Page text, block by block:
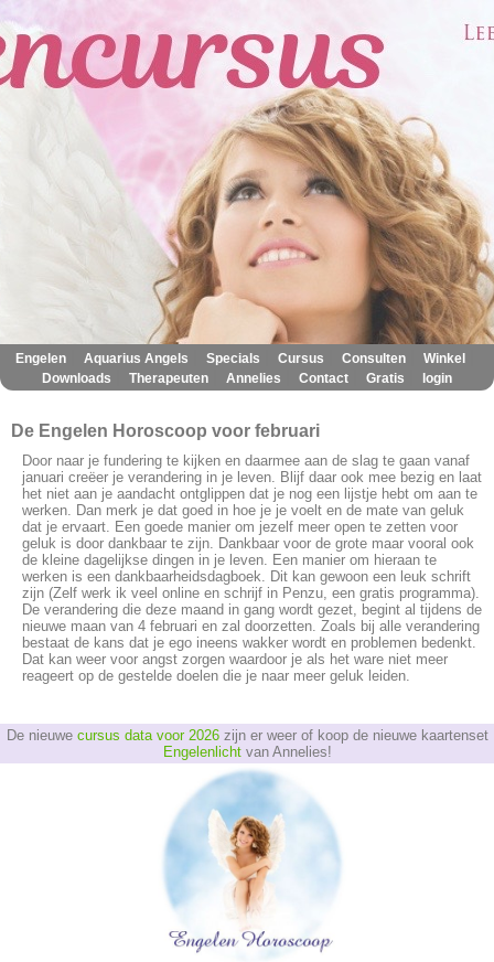
Engelen Aquarius Angels Specials Cursus Consulten Winkel
Downloads Therapeuten Annelies Contact Gratis login
De Engelen Horoscoop voor februari
Door naar je fundering te kijken en daarmee aan de slag te gaan vanaf
januari creëer je verandering in je leven. Blijf daar ook mee bezig en laat
het niet aan je aandacht ontglippen dat je nog een lijstje hebt om aan te
werken. Dan merk je dat goed in hoe je je voelt en de mate van geluk
dat je ervaart. Een goede manier om jezelf meer open te zetten voor
geluk is door dankbaar te zijn. Dankbaar voor de grote maar vooral ook
de kleine dagelijkse dingen in je leven. Een manier om hieraan te
werken is een dankbaarheidsdagboek. Dit kan gewoon een leuk schrift
zijn (Zelf werk ik veel online en schrijf in Penzu, een gratis programma).
De verandering die deze maand in gang wordt gezet, begint al tijdens de
nieuwe maan van 4 februari en zal doorzetten. Zoals bij alle verandering
bestaat de kans dat je ego ineens wakker wordt en problemen bedenkt.
Dat kan weer voor angst zorgen waardoor je als het ware niet meer
reageert op de gestelde doelen die je naar meer geluk leiden.
De nieuwe cursus data voor 2026zijn er weer of koop de nieuwe kaartenset
Engelenlichtvan Annelies!